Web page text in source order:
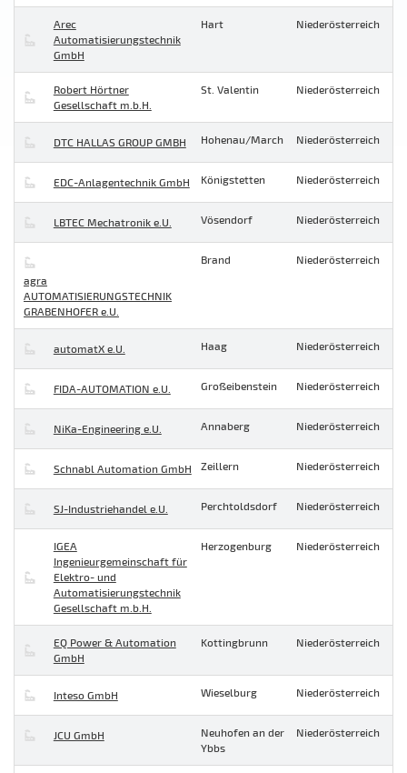
Arec
Automatisierungstechnik
GmbH
Hart Niederösterreich
Robert Hörtner
Gesellschaft m.b.H.
St. Valentin Niederösterreich
DTC HALLAS GROUP GMBH Hohenau/March Niederösterreich
EDC-Anlagentechnik GmbH Königstetten Niederösterreich
LBTEC Mechatronik e.U. Vösendorf Niederösterreich
agra
AUTOMATISIERUNGSTECHNIK
GRABENHOFER e.U.
Brand Niederösterreich
automatX e.U. Haag Niederösterreich
FIDA-AUTOMATION e.U. Großeibenstein Niederösterreich
NiKa-Engineering e.U. Annaberg Niederösterreich
Schnabl Automation GmbH Zeillern Niederösterreich
SJ-Industriehandel e.U. Perchtoldsdorf Niederösterreich
IGEA
Ingenieurgemeinschaft für
Elektro- und
Automatisierungstechnik
Gesellschaft m.b.H.
Herzogenburg Niederösterreich
EQ Power & Automation
GmbH
Kottingbrunn Niederösterreich
Inteso GmbH Wieselburg Niederösterreich
JCU GmbH
Neuhofen an der
Ybbs
Niederösterreich